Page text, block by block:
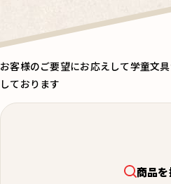
お客様のご要望にお応えして学童文
しております
商品